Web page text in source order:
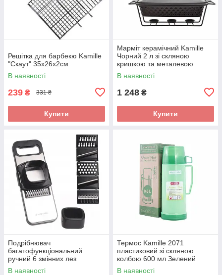
Решітка для барбекю Kamille
"Скаут" 35х26х2см
В наявності
239 ₴ 331 ₴
Купити
Марміт керамічний Kamille
Чорний 2 л зі скляною
кришкою та металевою
підставкою KM-6421
В наявності
1 248 ₴
Купити
Подрібнювач
багатофункціональний
ручний 6 змінних лез
КМ-3005
В наявності
Термос Kamille 2071
пластиковий зі скляною
колбою 600 мл Зелений
В наявності